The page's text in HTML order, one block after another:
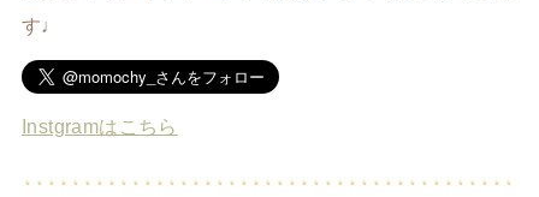
す♩
Instgramはこちら